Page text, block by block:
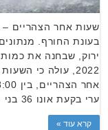
שעות אחר הצהריים –
בעונת החורף.
ירוק, שבחנה את
2022, עולה כי
ערי בקעת אונו 36 בני …
קרא עוד »